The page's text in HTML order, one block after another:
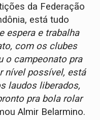
da Federação
está tudo
espera e trabalha
com os clubes
o campeonato pra
nível possível, está
laudos liberados,
pra bola rolar
Almir Belarmino.